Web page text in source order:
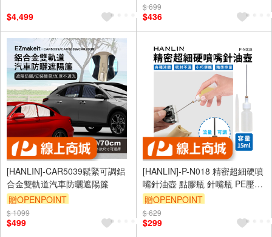
$4,499
$ 699
$436
[HANLIN]-CAR5039鬆緊可調鋁
合金雙軌道汽車防曬遮陽簾
贈OPENPOINT
$ 1099
$499
[HANLIN]-P-N018 精密超細硬噴
嘴針油壺 點膠瓶 針嘴瓶 PE壓瓶
印油瓶 印油分裝瓶
贈OPENPOINT
$ 629
$299